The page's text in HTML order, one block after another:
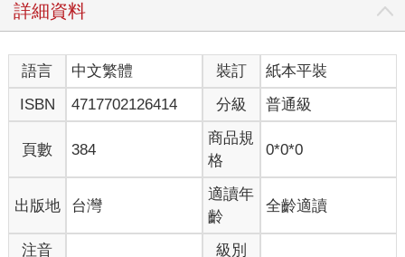
樂團的篷車其實是卡車改造的，現由馬匹拉動，裝有金屬輪和木
輪。汽油耗盡以後，所有無用的吃油零件都拆了，像是引擎、燃
料供給系統，還有一些未滿二十歲的團員從沒見過它們運轉的配
備。車頭頂部加裝了長椅供駕駛乘坐，徒然增加重量的部分都拆
了，但整體算是完整保留，車門可以關上，難以擊破的車窗也還
在，這樣一來若行經險惡地區，就有個相對安全的地方安置孩子
們。篷車主要由卡車車床構成，上面架起防水布。三輛車的車篷
都漆成槍灰色，用白漆在兩側寫上：「行者交響樂團」。
「不，他們不能判我私造貨幣的罪名。」迪亞特回過頭說。他在
練習李爾王的段落，雖然這角色由他來演還太年輕。迪亞特走在
其他演員前頭，低聲跟他最愛的馬兒說了些什麼。那匹馬名叫伯
恩斯坦，尾巴的毛少了一半，因為上週被第一大提琴拿去做新琴
弓了。
詳細資料
語言 中文繁體 裝訂
紙本平裝
ISBN
4717702126414 分級 普通級
頁數 384
商品規
格
0*0*0
出版地 台灣
適讀年
齡
全齡適讀
注音 級別